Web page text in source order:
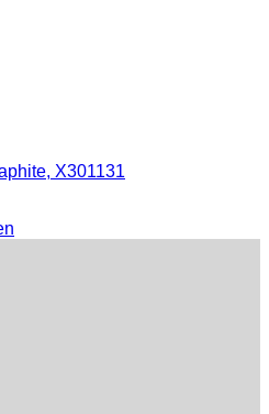
X301131